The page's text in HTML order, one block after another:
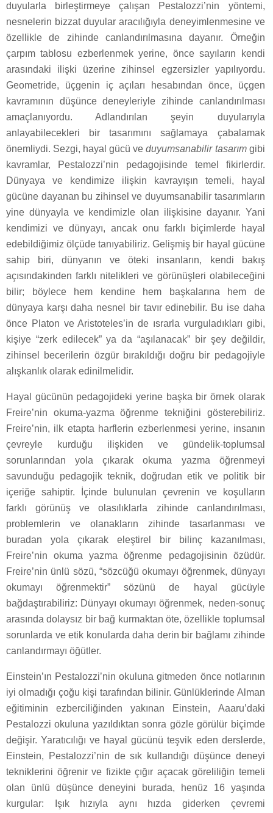
duyularla birleştirmeye çalışan Pestalozzi’nin yöntemi,
nesnelerin bizzat duyular aracılığıyla deneyimlenmesine ve
özellikle de zihinde canlandırılmasına dayanır. Örneğin
çarpım tablosu ezberlenmek yerine, önce sayıların kendi
arasındaki ilişki üzerine zihinsel egzersizler yapılıyordu.
Geometride, üçgenin iç açıları hesabından önce, üçgen
kavramının düşünce deneyleriyle zihinde canlandırılması
amaçlanıyordu. Adlandırılan şeyin duyularıyla
anlayabilecekleri bir tasarımını sağlamaya çabalamak
önemliydi. Sezgi, hayal gücü veduyumsanabilir tasarımgibi
kavramlar, Pestalozzi’nin pedagojisinde temel fikirlerdir.
Dünyaya ve kendimize ilişkin kavrayışın temeli, hayal
gücüne dayanan bu zihinsel ve duyumsanabilir tasarımların
yine dünyayla ve kendimizle olan ilişkisine dayanır. Yani
kendimizi ve dünyayı, ancak onu farklı biçimlerde hayal
edebildiğimiz ölçüde tanıyabiliriz. Gelişmiş bir hayal gücüne
sahip biri, dünyanın ve öteki insanların, kendi bakış
açısındakinden farklı nitelikleri ve görünüşleri olabileceğini
bilir; böylece hem kendine hem başkalarına hem de
dünyaya karşı daha nesnel bir tavır edinebilir. Bu ise daha
önce Platon ve Aristoteles’in de ısrarla vurguladıkları gibi,
kişiye “zerk edilecek” ya da “aşılanacak” bir şey değildir,
zihinsel becerilerin özgür bırakıldığı doğru bir pedagojiyle
alışkanlık olarak edinilmelidir.
Hayal gücünün pedagojideki yerine başka bir örnek olarak
Freire’nin okuma-yazma öğrenme tekniğini gösterebiliriz.
Freire’nin, ilk etapta harflerin ezberlenmesi yerine, insanın
çevreyle kurduğu ilişkiden ve gündelik-toplumsal
sorunlarından yola çıkarak okuma yazma öğrenmeyi
savunduğu pedagojik teknik, doğrudan etik ve politik bir
içeriğe sahiptir. İçinde bulunulan çevrenin ve koşulların
farklı görünüş ve olasılıklarla zihinde canlandırılması,
problemlerin ve olanakların zihinde tasarlanması ve
buradan yola çıkarak eleştirel bir bilinç kazanılması,
Freire’nin okuma yazma öğrenme pedagojisinin özüdür.
Freire’nin ünlü sözü, “sözcüğü okumayı öğrenmek, dünyayı
okumayı öğrenmektir” sözünü de hayal gücüyle
bağdaştırabiliriz: Dünyayı okumayı öğrenmek, neden-sonuç
arasında dolaysız bir bağ kurmaktan öte, özellikle toplumsal
sorunlarda ve etik konularda daha derin bir bağlamı zihinde
canlandırmayı öğütler.
Einstein’ın Pestalozzi’nin okuluna gitmeden önce notlarının
iyi olmadığı çoğu kişi tarafından bilinir. Günlüklerinde Alman
eğitiminin ezberciliğinden yakınan Einstein, Aaaru’daki
Pestalozzi okuluna yazıldıktan sonra gözle görülür biçimde
değişir. Yaratıcılığı ve hayal gücünü teşvik eden derslerde,
Einstein, Pestalozzi’nin de sık kullandığı düşünce deneyi
tekniklerini öğrenir ve fizikte çığır açacak göreliliğin temeli
olan ünlü düşünce deneyini burada, henüz 16 yaşında
kurgular: Işık hızıyla aynı hızda giderken çevremi